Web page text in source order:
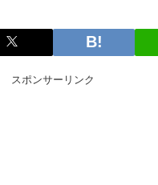
スポンサーリンク